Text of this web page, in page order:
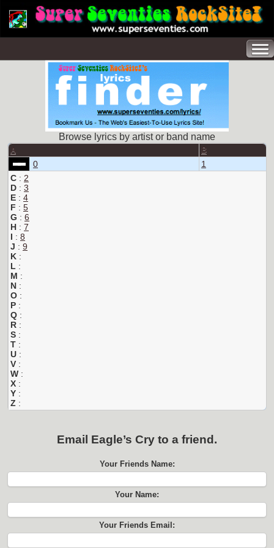
Browse lyrics by artist or band name
A B
0
1
C : 2
D : 3
E : 4
F : 5
G : 6
H : 7
I : 8
J : 9
K :
L :
M :
N :
O :
P :
Q :
R :
S :
T :
U :
V :
W :
X :
Y :
Z :
Email Eagle’s Cry to a friend.
Your Friends Name:
Your Name:
Your Friends Email: